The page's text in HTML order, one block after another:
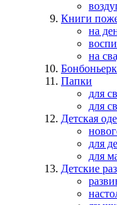
Книги
на
на
Папки
для
для
Детская
для
для
Детские